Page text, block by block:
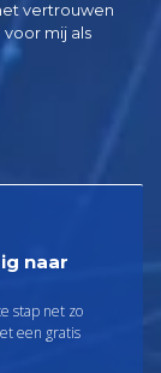
vertrouwen
voor mij als
naar
stap net zo
een gratis